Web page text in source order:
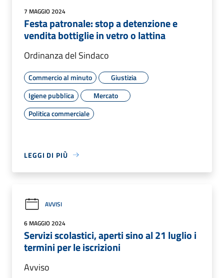
7 MAGGIO 2024
Festa patronale: stop a detenzione e
vendita bottiglie in vetro o lattina
Ordinanza del Sindaco
Commercio al minuto
Giustizia
Igiene pubblica
Mercato
Politica commerciale
LEGGI DI PIÙ
AVVISI
6 MAGGIO 2024
Servizi scolastici, aperti sino al 21 luglio i
termini per le iscrizioni
Avviso